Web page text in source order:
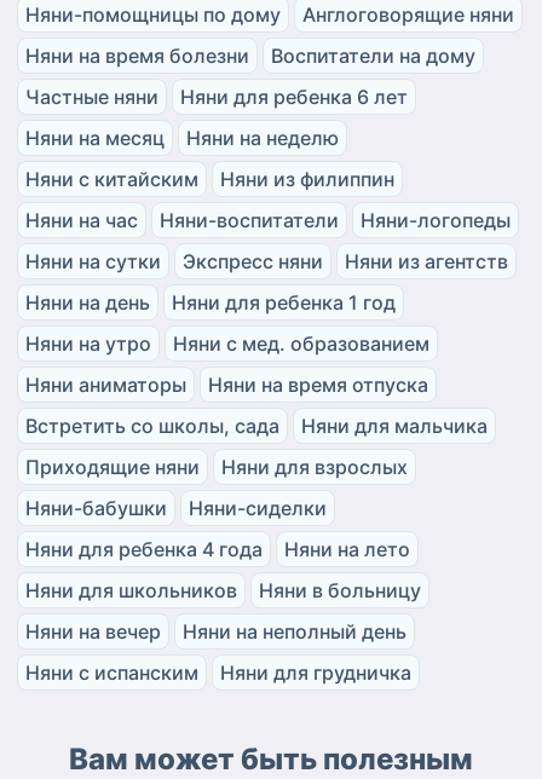
Няни-помощницы по дому
Англоговорящие няни
Няни на время болезни
Воспитатели на дому
Частные няни
Няни для ребенка 6 лет
Няни на месяц
Няни на неделю
Няни с китайским
Няни из филиппин
Няни на час
Няни-воспитатели
Няни-логопеды
Няни на сутки
Экспресс няни
Няни из агентств
Няни на день
Няни для ребенка 1 год
Няни на утро
Няни с мед. образованием
Няни аниматоры
Няни на время отпуска
Встретить со школы, сада
Няни для мальчика
Приходящие няни
Няни для взрослых
Няни-бабушки
Няни-сиделки
Няни для ребенка 4 года
Няни на лето
Няни для школьников
Няни в больницу
Няни на вечер
Няни на неполный день
Няни с испанским
Няни для грудничка
Вам может быть полезным